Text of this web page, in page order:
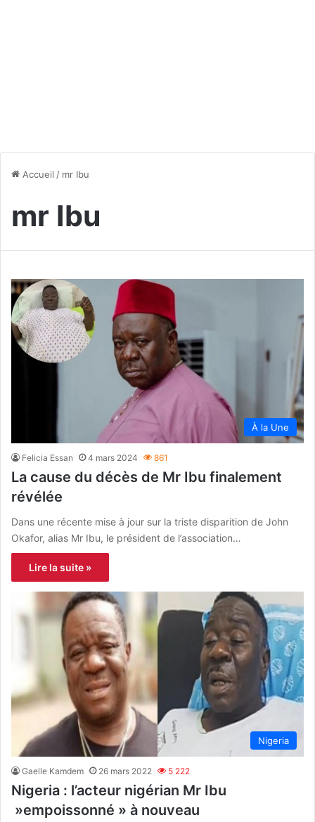
Accueil / mr Ibu
mr Ibu
À la Une
Felicia Essan 4 mars 2024 861
La cause du décès de Mr Ibu finalement
révélée
Dans une récente mise à jour sur la triste disparition de John
Okafor, alias Mr Ibu, le président de l’association…
Lire la suite »
Nigeria
Gaelle Kamdem 26 mars 2022 5 222
Nigeria : l’acteur nigérian Mr Ibu
»empoissonné » à nouveau